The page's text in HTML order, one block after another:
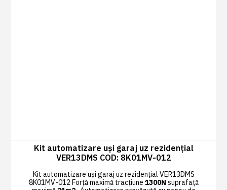
Kit automatizare uși garaj uz rezidențial
VER13DMS COD: 8K01MV-012
Kit automatizare uși garaj uz rezidențial VER13DMS
8K01MV-012 Forță maximă tracțiune 1300N suprafață